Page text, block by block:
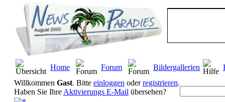
Home Forum Bildergallerien
Willkommen Gast. Bitte einloggen oderregistrieren.
Haben Sie Ihre Aktivierungs E-Mail übersehen?